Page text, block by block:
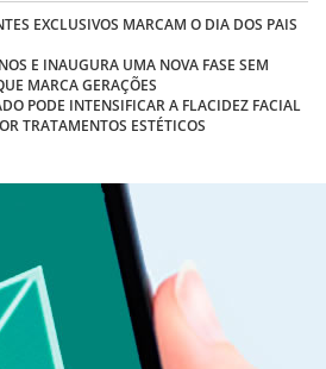
EXCLUSIVOS MARCAM O DIA DOS PAIS
E INAUGURA UMA NOVA FASE SEM
MARCA GERAÇÕES
PODE INTENSIFICAR A FLACIDEZ FACIAL
TRATAMENTOS ESTÉTICOS